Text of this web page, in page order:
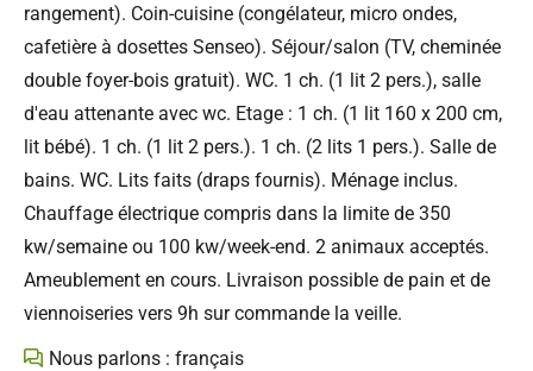
rangement). Coin-cuisine (congélateur, micro ondes,
cafetière à dosettes Senseo). Séjour/salon (TV, cheminée
double foyer-bois gratuit). WC. 1 ch. (1 lit 2 pers.), salle
d'eau attenante avec wc. Etage : 1 ch. (1 lit 160 x 200 cm,
lit bébé). 1 ch. (1 lit 2 pers.). 1 ch. (2 lits 1 pers.). Salle de
bains. WC. Lits faits (draps fournis). Ménage inclus.
Chauffage électrique compris dans la limite de 350
kw/semaine ou 100 kw/week-end. 2 animaux acceptés.
Ameublement en cours. Livraison possible de pain et de
viennoiseries vers 9h sur commande la veille.
Nous parlons : français